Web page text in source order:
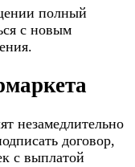
полный
с новым
незамедлительно
договор,
с выплатой